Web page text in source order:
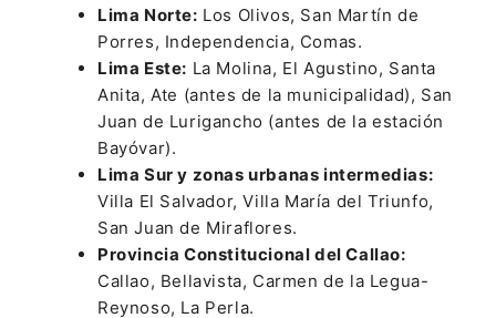
Lima Norte: Los Olivos, San Martín de
Porres, Independencia, Comas.
Lima Este: La Molina, El Agustino, Santa
Anita, Ate (antes de la municipalidad), San
Juan de Lurigancho (antes de la estación
Bayóvar).
Lima Sur y zonas urbanas intermedias:
Villa El Salvador, Villa María del Triunfo,
San Juan de Miraflores.
Provincia Constitucional del Callao:
Callao, Bellavista, Carmen de la Legua-
Reynoso, La Perla.